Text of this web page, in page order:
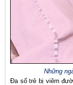
Những
Đa số trẻ bị viêm